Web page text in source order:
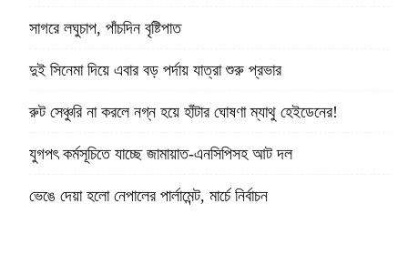
সাগরে লঘুচাপ, পাঁচদিন বৃষ্টিপাত
দুই সিনেমা দিয়ে এবার বড় পর্দায় যাত্রা শুরু প্রভার
রুট সেঞ্চুরি না করলে নগ্ন হয়ে হাঁটার ঘোষণা ম্যাথু হেইডেনের!
যুগপৎ কর্মসূচিতে যাচ্ছে জামায়াত-এনসিপিসহ আট দল
ভেঙে দেয়া হলো নেপালের পার্লামেন্ট, মার্চে নির্বাচন